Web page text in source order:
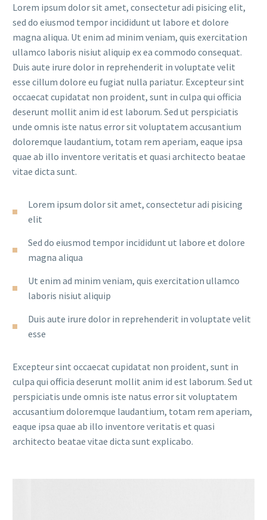
Lorem ipsum dolor sit amet, consectetur adi pisicing elit,
sed do eiusmod tempor incididunt ut labore et dolore
magna aliqua. Ut enim ad minim veniam, quis exercitation
ullamco laboris nisiut aliquip ex ea commodo consequat.
Duis aute irure dolor in reprehenderit in voluptate velit
esse cillum dolore eu fugiat nulla pariatur. Excepteur sint
occaecat cupidatat non proident, sunt in culpa qui officia
deserunt mollit anim id est laborum. Sed ut perspiciatis
unde omnis iste natus error sit voluptatem accusantium
doloremque laudantium, totam rem aperiam, eaque ipsa
quae ab illo inventore veritatis et quasi architecto beatae
vitae dicta sunt.
Lorem ipsum dolor sit amet, consectetur adi pisicing
elit
Sed do eiusmod tempor incididunt ut labore et dolore
magna aliqua
Ut enim ad minim veniam, quis exercitation ullamco
laboris nisiut aliquip
Duis aute irure dolor in reprehenderit in voluptate velit
esse
Excepteur sint occaecat cupidatat non proident, sunt in
culpa qui officia deserunt mollit anim id est laborum. Sed ut
perspiciatis unde omnis iste natus error sit voluptatem
accusantium doloremque laudantium, totam rem aperiam,
eaque ipsa quae ab illo inventore veritatis et quasi
architecto beatae vitae dicta sunt explicabo.